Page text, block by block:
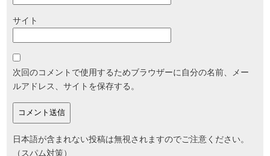
サイト
次回のコメントで使用するためブラウザーに自分の名前、メー
ルアドレス、サイトを保存する。
日本語が含まれない投稿は無視されますのでご注意ください。
（スパム対策）